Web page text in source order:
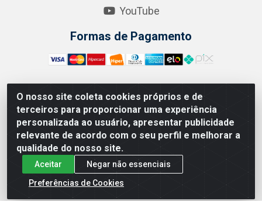
O nosso site coleta cookies próprios e de
terceiros para proporcionar uma experiência
personalizada ao usuário, apresentar publicidade
relevante de acordo com o seu perfil e melhorar a
qualidade do nosso site.
Aceitar
Negar não essenciais
Preferências de Cookies
YouTube
Formas de Pagamento
A.R. RODRIGUEZ SOLUÇÕES EM SAÚDE - Endereço Av.
Joaquim Nabuco, 2235 - Centro, Manaus - AM, CEP
69020-031 - CNPJ 04.562.591/0001-41